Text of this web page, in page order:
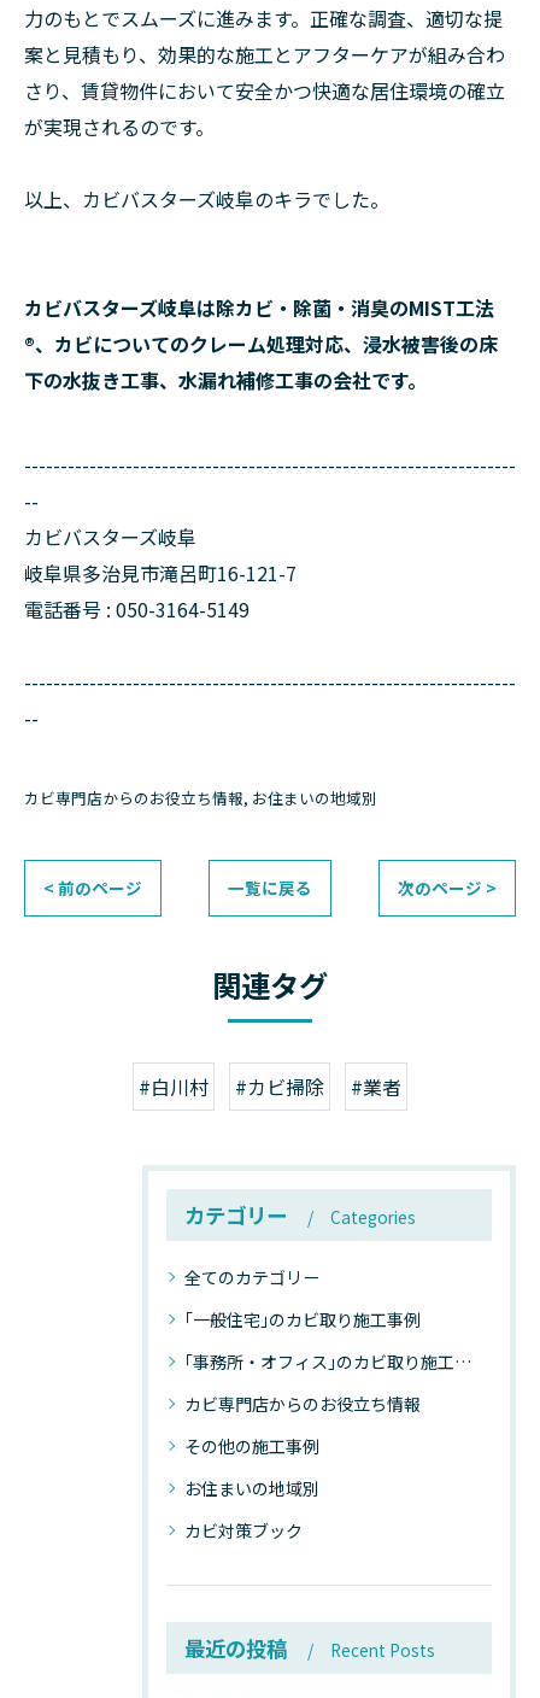
力のもとでスムーズに進みます。正確な調査、適切な提
案と見積もり、効果的な施工とアフターケアが組み合わ
さり、賃貸物件において安全かつ快適な居住環境の確立
が実現されるのです。
以上、カビバスターズ岐阜のキラでした。
カビバスターズ岐阜は除カビ・除菌・消臭のMIST工法
®、カビについてのクレーム処理対応、浸水被害後の床
下の水抜き工事、水漏れ補修工事の会社です。
--------------------------------------------------------------------
--
カビバスターズ岐阜
岐阜県多治見市滝呂町16-121-7
電話番号 : 050-3164-5149
--------------------------------------------------------------------
--
カビ専門店からのお役立ち情報 お住まいの地域別
< 前のページ 一覧に戻る 次のページ >
関連タグ
#白川村 #カビ掃除 #業者
カテゴリー Categories
全てのカテゴリー
｢一般住宅｣のカビ取り施工事例
｢事務所・オフィス｣のカビ取り施工事例
カビ専門店からのお役立ち情報
その他の施工事例
お住まいの地域別
カビ対策ブック
最近の投稿 Recent Posts